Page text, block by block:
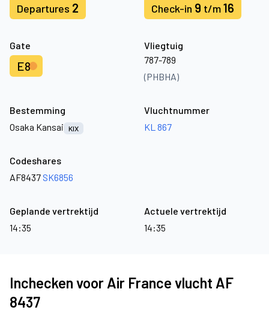
Departures 2 Check-in 9 t/m16
Gate
E8
Vliegtuig
787-789
(PHBHA)
Bestemming
Osaka Kansai
KIX
Vluchtnummer
KL 867
Codeshares
AF8437 SK6856
Geplande vertrektijd
14:35
Actuele vertrektijd
14:35
Inchecken voor Air France vlucht AF
8437